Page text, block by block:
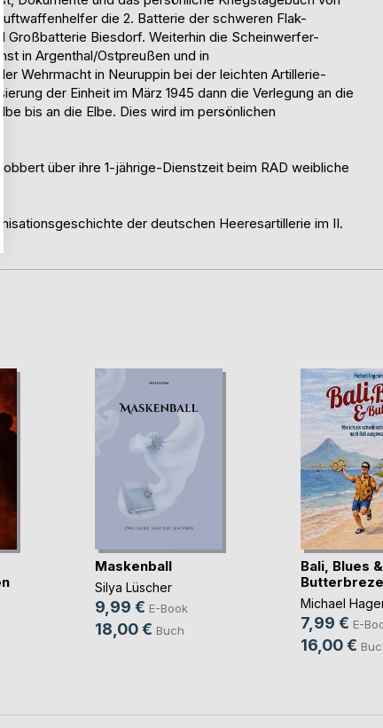
die 2. Batterie der schweren Flak-
Großbatterie Biesdorf. Weiterhin die Scheinwerfer-
in Argenthal/Ostpreußen und in
Wehrmacht in Neuruppin bei der leichten Artillerie-
der Einheit im März 1945 dann die Verlegung an die
bis an die Elbe. Dies wird im persönlichen
über ihre 1-jährige-Dienstzeit beim RAD weibliche
der deutschen Heeresartillerie im II.
Maskenball
Silya Lüscher
9,99 € E-Book
18,00 € Buch
Bali, Blues &
Michael
7,99 € E-
16,00 €